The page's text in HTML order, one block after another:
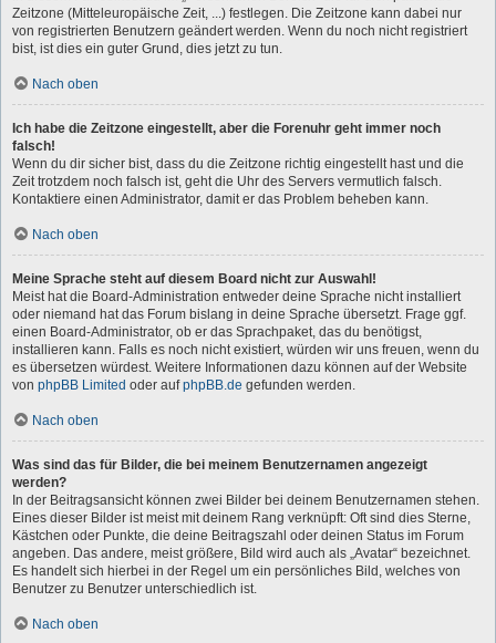
Zeitzone (Mitteleuropäische Zeit, ...) festlegen. Die Zeitzone kann dabei nur
von registrierten Benutzern geändert werden. Wenn du noch nicht registriert
bist, ist dies ein guter Grund, dies jetzt zu tun.
Nach oben
Ich habe die Zeitzone eingestellt, aber die Forenuhr geht immer noch
falsch!
Wenn du dir sicher bist, dass du die Zeitzone richtig eingestellt hast und die
Zeit trotzdem noch falsch ist, geht die Uhr des Servers vermutlich falsch.
Kontaktiere einen Administrator, damit er das Problem beheben kann.
Nach oben
Meine Sprache steht auf diesem Board nicht zur Auswahl!
Meist hat die Board-Administration entweder deine Sprache nicht installiert
oder niemand hat das Forum bislang in deine Sprache übersetzt. Frage ggf.
einen Board-Administrator, ob er das Sprachpaket, das du benötigst,
installieren kann. Falls es noch nicht existiert, würden wir uns freuen, wenn du
es übersetzen würdest. Weitere Informationen dazu können auf der Website
von phpBB Limited oder aufphpBB.de gefunden werden.
Nach oben
Was sind das für Bilder, die bei meinem Benutzernamen angezeigt
werden?
In der Beitragsansicht können zwei Bilder bei deinem Benutzernamen stehen.
Eines dieser Bilder ist meist mit deinem Rang verknüpft: Oft sind dies Sterne,
Kästchen oder Punkte, die deine Beitragszahl oder deinen Status im Forum
angeben. Das andere, meist größere, Bild wird auch als „Avatar“ bezeichnet.
Es handelt sich hierbei in der Regel um ein persönliches Bild, welches von
Benutzer zu Benutzer unterschiedlich ist.
Nach oben